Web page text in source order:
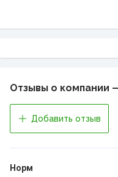
Отзывы о компании
Добавить отзыв
Норм